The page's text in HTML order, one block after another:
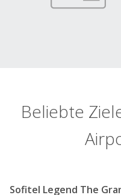
Beliebte
Sofitel Legend The